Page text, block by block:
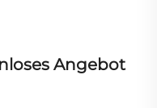
Angebot